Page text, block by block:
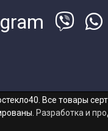
Все товары
Разработка и